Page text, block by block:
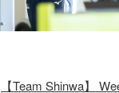
【Team Shinwa】